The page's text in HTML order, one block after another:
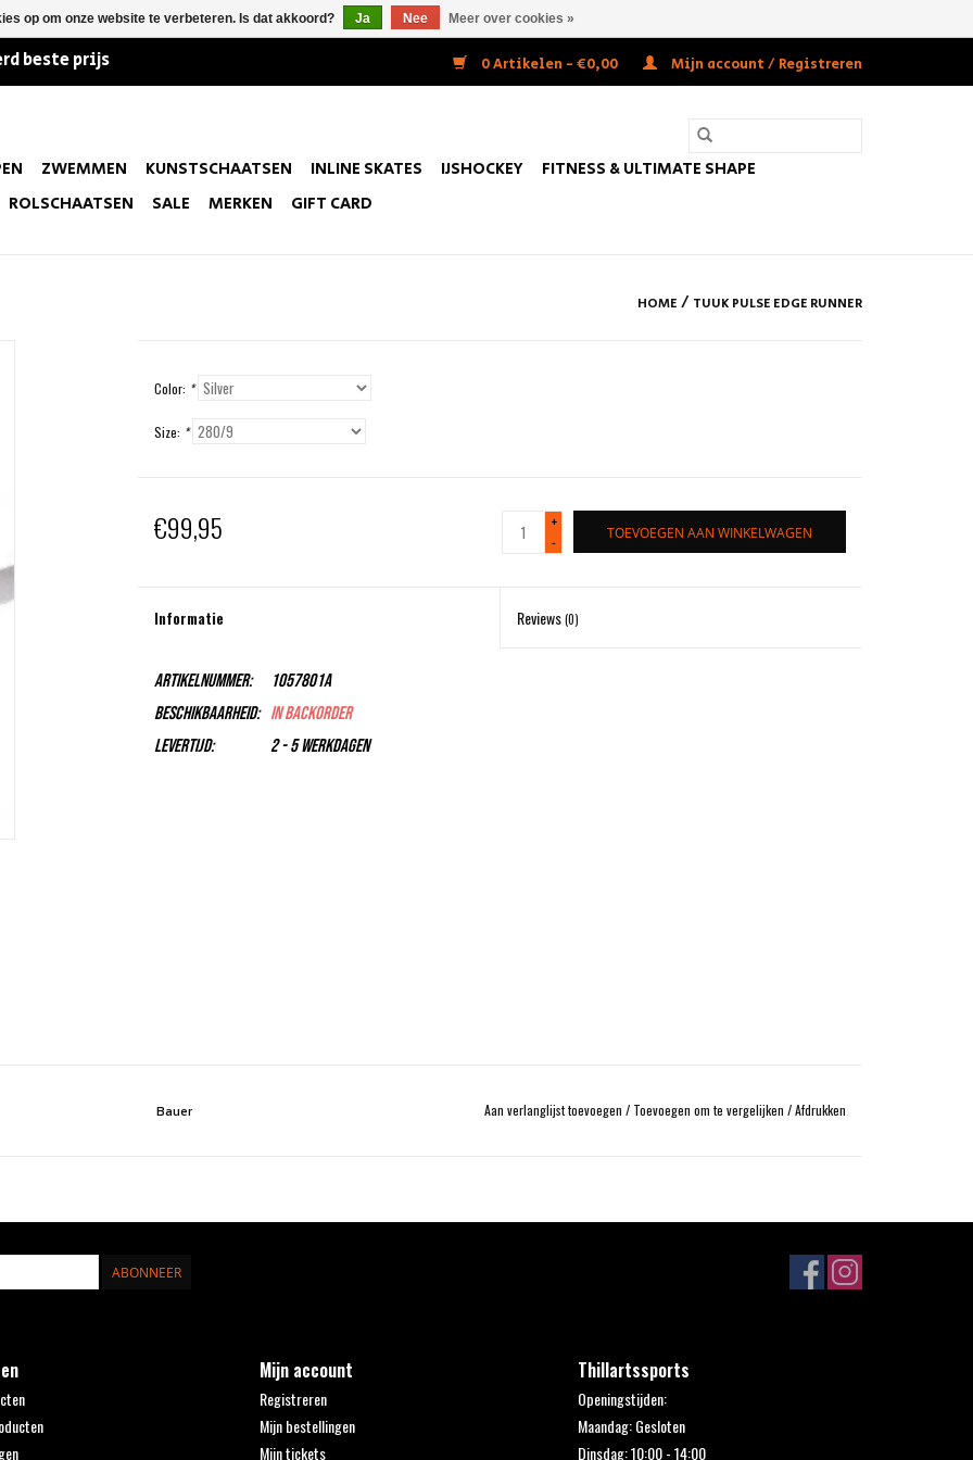
beste prijs 0 Artikelen - €0,00 Mijn account / Registreren
ZWEMMEN KUNSTSCHAATSEN INLINE SKATES IJSHOCKEY
FITNESS & ULTIMATE SHAPE
ROLSCHAATSEN
SALE MERKEN GIFT CARD
HOME / TUUK PULSE EDGE RUNNER
Color: *
Size: *
€99,95
+
-
TOEVOEGEN AAN WINKELWAGEN
Informatie Reviews(0)
Artikelnummer:
1057801A
Beschikbaarheid: In backorder
Levertijd:
2 - 5 Werkdagen
Bauer Aan verlanglijst toevoegen / Toevoegen om te vergelijken /Afdrukken
ABONNEER
Mijn account
Registreren
Mijn bestellingen
Mijn tickets
Thillartssports
Openingstijden:
Maandag: Gesloten
Dinsdag: 10:00 - 14:00
op om onze website te verbeteren. Is dat akkoord? Ja Nee Meer over cookies »